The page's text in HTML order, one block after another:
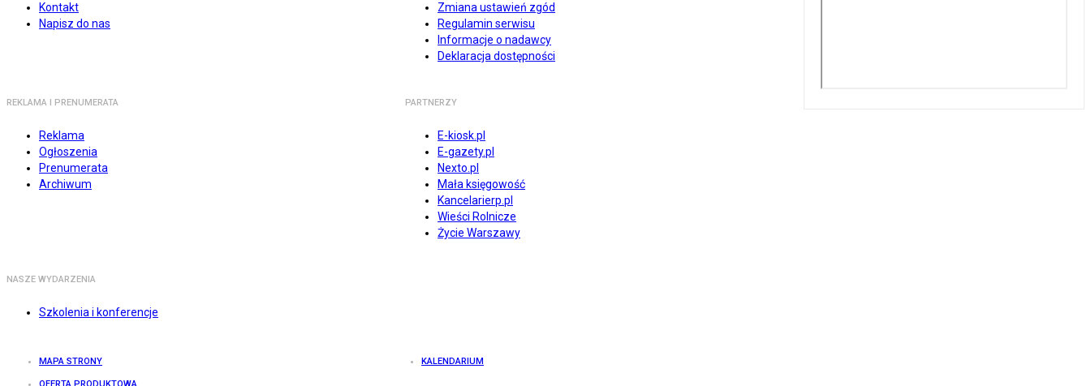
Kontakt
Napisz do nas
Zmiana ustawień zgód
Regulamin serwisu
Informacje o nadawcy
Deklaracja dostępności
REKLAMA I PRENUMERATA
Reklama
Ogłoszenia
Prenumerata
Archiwum
PARTNERZY
E-kiosk.pl
E-gazety.pl
Nexto.pl
Mała księgowość
Kancelarierp.pl
Wieści Rolnicze
Życie Warszawy
NASZE WYDARZENIA
Szkolenia i konferencje
MAPA STRONY KALENDARIUM